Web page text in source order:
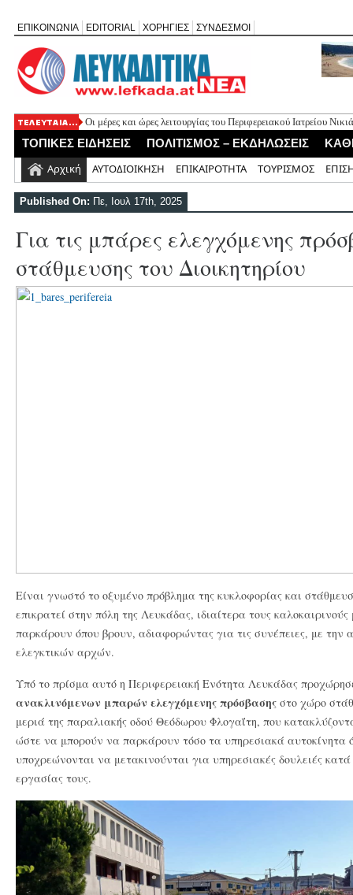
ΕΠΙΚΟΙΝΩΝΙΑ EDITORIAL ΧΟΡΗΓΙΕΣ ΣΥΝΔΕΣΜΟΙ
Οι μέρες και ώρες λειτουργίας του Περιφερειακού Ιατρείου
Έφυγε από τη ζωή ο συνταξιούχος δημοσιογράφος
Απευθείας ανάθεση 30.355 ευρώ για τον έλεγχο λειτουργίας
Ελλομένου
λαού μας
Πρώτη μεταγραφή για τον Τηλυκράτη με τον Νόα Λεβή
ΤΟΠΙΚΕΣ ΕΙΔΗΣΕΙΣ ΠΟΛΙΤΙΣΜΟΣ – ΕΚΔΗΛΩΣΕΙΣ
Αρχική ΑΥΤΟΔΙΟΙΚΗΣΗ ΕΠΙΚΑΙΡΟΤΗΤΑ ΤΟΥΡΙΣΜΟΣ
Published On: Πε, Ιουλ 17th, 2025
Για τις μπάρες ελεγχόμενης
στάθμευσης του Διοικητηρίου
Είναι γνωστό το οξυμένο πρόβλημα της κυκλοφορίας και
επικρατεί στην πόλη της Λευκάδας, ιδιαίτερα τους
παρκάρουν όπου βρουν, αδιαφορώντας για τις συνέπειες, με την
ελεγκτικών αρχών.
Υπό το πρίσμα αυτό η Περιφερειακή Ενότητα Λευκάδας
ανακλινόμενων μπαρών ελεγχόμενης πρόσβασης στο χώρο
μεριά της παραλιακής οδού Θεόδωρου Φλογαΐτη, που
ώστε να μπορούν να παρκάρουν τόσο τα υπηρεσιακά
υποχρεώνονται να μετακινούνται για υπηρεσιακές δουλειές
εργασίας τους.